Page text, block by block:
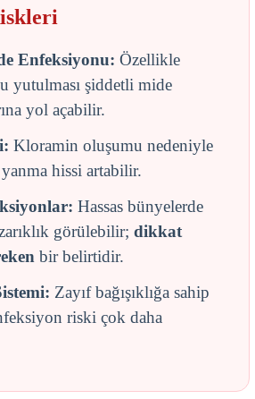
Enfeksiyonu: Özellikle
yutulması şiddetli mide
yol açabilir.
Kloramin oluşumu nedeniyle
hissi artabilir.
Hassas bünyelerde
görülebilir; dikkat
bir belirtidir.
Zayıf bağışıklığa sahip
riski çok daha